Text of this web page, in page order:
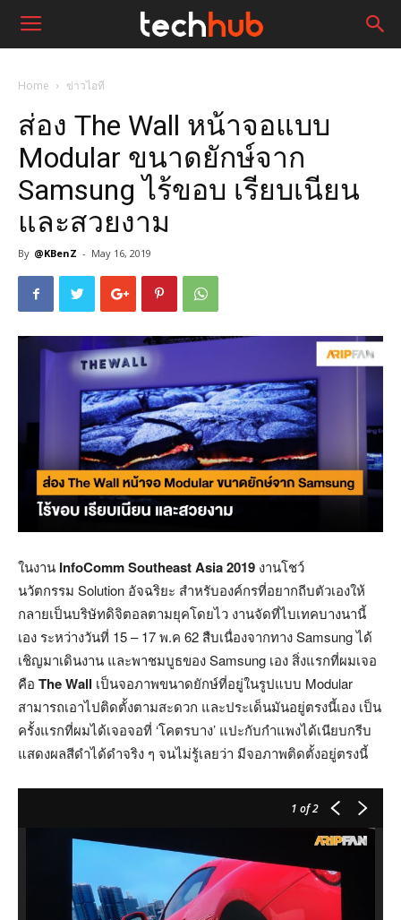
Home ข่าวไอที
ส่อง The Wall หน้าจอแบบ
Modular ขนาดยักษ์จาก
Samsung ไร้ขอบ เรียบเนียน
และสวยงาม
By @KBenZ - May 16, 2019
ในงาน InfoComm Southeast Asia 2019 งานโชว์
นวัตกรรม Solution อัจฉริยะ สำหรับองค์กรที่อยากถีบตัวเองให้
กลายเป็นบริษัทดิจิตอลตามยุคโดยไว งานจัดที่ไบเทคบางนานี้
เอง ระหว่างวันที่ 15 – 17 พ.ค 62 สืบเนื่องจากทาง Samsung ได้
เชิญมาเดินงาน และพาชมบูธของ Samsung เอง สิ่งแรกที่ผมเจอ
คือ The Wall เป็นจอภาพขนาดยักษ์ที่อยู่ในรูปแบบ Modular
สามารถเอาไปติดตั้งตามสะดวก และประเด็นมันอยู่ตรงนี้เอง เป็น
ครั้งแรกที่ผมได้เจอจอที่ ‘โคตรบาง’ แปะกับกำแพงได้เนียบกรีบ
แสดงผลสีดำได้ดำจริง ๆ จนไม่รู้เลยว่า มีจอภาพติดตั้งอยู่ตรงนี้
1 of 2